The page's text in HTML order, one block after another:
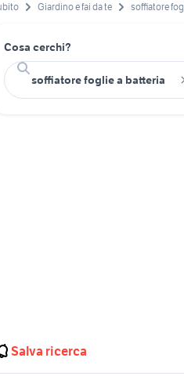
Giardino e fai da te soffiatore
Cosa cerchi?
Salva ricerca